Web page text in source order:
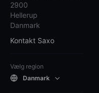
2900
Hellerup
Danmark
Kontakt Saxo
Vælg region
Danmark